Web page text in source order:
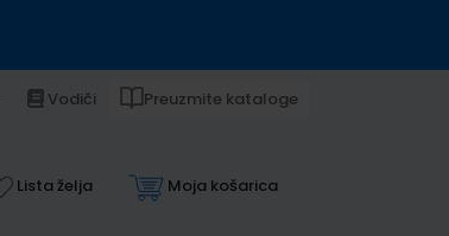
Vodiči Preuzmite kataloge
Lista želja Moja košarica